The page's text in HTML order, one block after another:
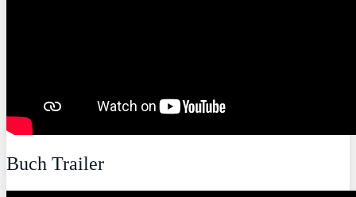
Buch Trailer